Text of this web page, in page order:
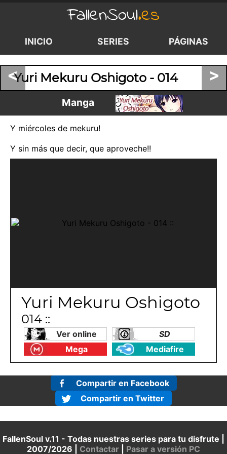
FallenSoul.es
INICIO SERIES PÁGINAS
< >
Yuri Mekuru Oshigoto - 014
Manga
Y miércoles de mekuru!
Y sin más que decir, que aproveche!!
Yuri Mekuru Oshigoto
014 ::
Ver online
SD
Mega
Mediafire
Compartir en Facebook
Compartir en Twitter
FallenSoul v.11 - Todas nuestras series para tu disfrute |
2007/2026 | Contactar Pasar a versión PC